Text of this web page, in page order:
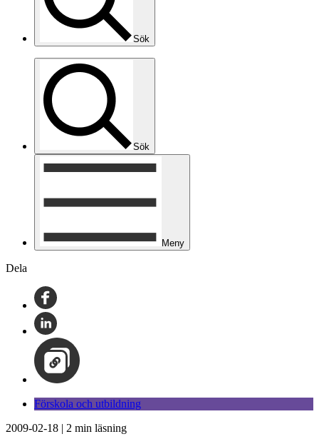
Sök
Sök
Meny
Dela
Förskola och utbildning
2009-02-18 | 2 min läsning